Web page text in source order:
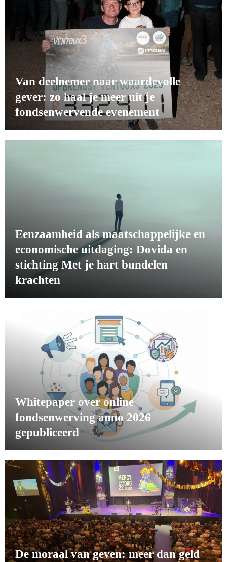
Van deelnemer naar waardevolle
gever: zo haal je meer uit je
fondsenwervende evenement
Eenzaamheid als maatschappelijke en
economische uitdaging: Dovida en
stichting Met je hart bundelen
krachten
Whitepaper over online
fondsenwerving anno 2026
gepubliceerd
De moraal van geven: meer dan geld